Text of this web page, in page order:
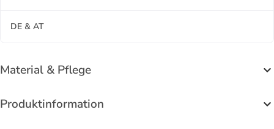
DE & AT
Material & Pflege
Produktinformation